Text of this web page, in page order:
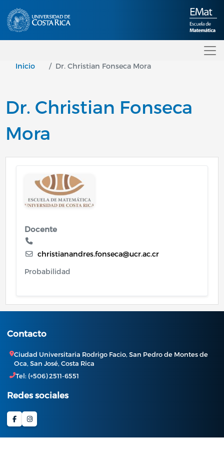
Inicio Dr. Christian Fonseca Mora
Dr. Christian Fonseca
Mora
Image
Docente
christianandres.fonseca@ucr.ac.cr
Probabilidad
Contacto
Ciudad Universitaria Rodrigo Facio, San Pedro de Montes de
Oca, San José, Costa Rica
Tel: (+506) 2511-6551
Redes sociales